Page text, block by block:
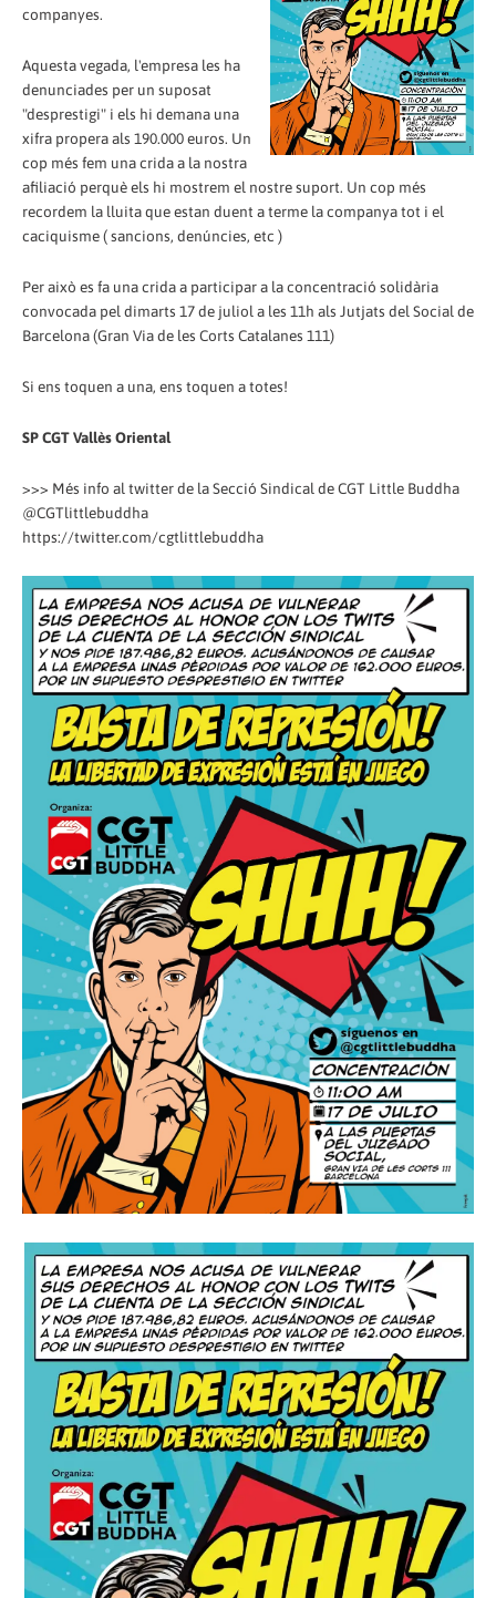
companyes.
Aquesta vegada, l'empresa les ha
denunciades per un suposat
"desprestigi" i els hi demana una
xifra propera als 190.000 euros. Un
cop més fem una crida a la nostra
afiliació perquè els hi mostrem el nostre suport. Un cop més
recordem la lluita que estan duent a terme la companya tot i el
caciquisme ( sancions, denúncies, etc )
Per això es fa una crida a participar a la concentració solidària
convocada pel dimarts 17 de juliol a les 11h als Jutjats del Social de
Barcelona (Gran Via de les Corts Catalanes 111)
Si ens toquen a una, ens toquen a totes!
SP CGT Vallès Oriental
>>> Més info al twitter de la Secció Sindical de CGT Little Buddha
@CGTlittlebuddha
https://twitter.com/cgtlittlebuddha